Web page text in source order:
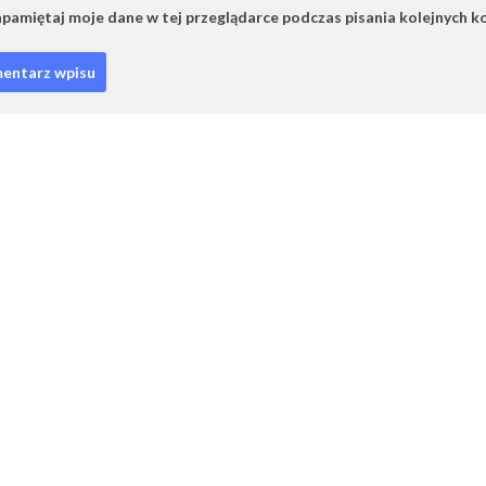
moje dane w tej przeglądarce podczas pisania kolejnych